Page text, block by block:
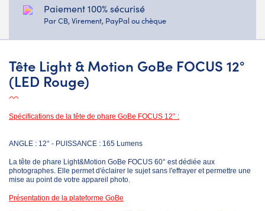
Paiement 100% sécurisé
Par CB, Virement, PayPal ou chèque
Tête Light & Motion GoBe FOCUS 12°
(LED Rouge)
Spécifications de la tête de phare GoBe FOCUS 12° :
ANGLE : 12° - PUISSANCE : 165 Lumens
La tête de phare Light&Motion GoBe FOCUS 60° est dédiée aux
photographes. Elle permet d'éclairer le sujet sans l'effrayer et permettre une
mise au point de votre appareil photo.
Présentation de la plateforme GoBe